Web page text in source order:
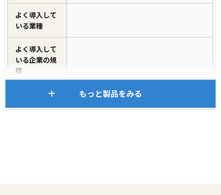
よく導入して
いる業種
よく導入して
いる企業の規
模
もっと製品をみる